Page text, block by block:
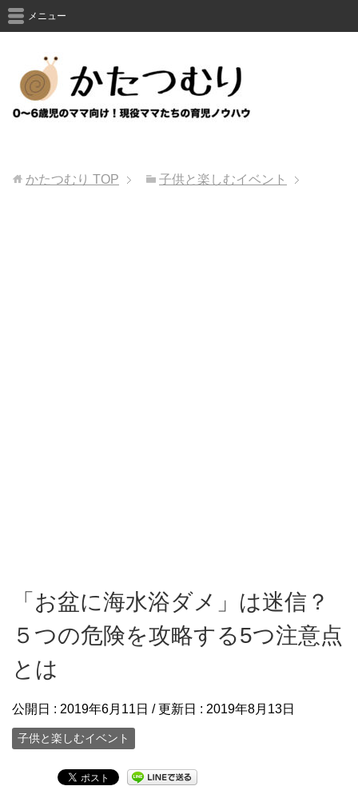
メニュー
かたつむり TOP 子供と楽しむイベント
「お盆に海水浴ダメ」は迷信？
５つの危険を攻略する5つ注意点
とは
公開日 : 2019年6月11日 / 更新日 : 2019年8月13日
子供と楽しむイベント